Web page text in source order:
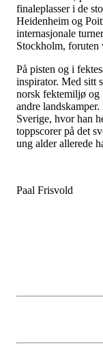
finaleplasser i de
Heidenheim og
internasjonale
Stockholm, foruten
På pisten og i
inspirator. Med sitt
norsk fektemiljø og
andre
Sverige, hvor han
toppscorer på det
ung alder allerede
Paal Frisvold